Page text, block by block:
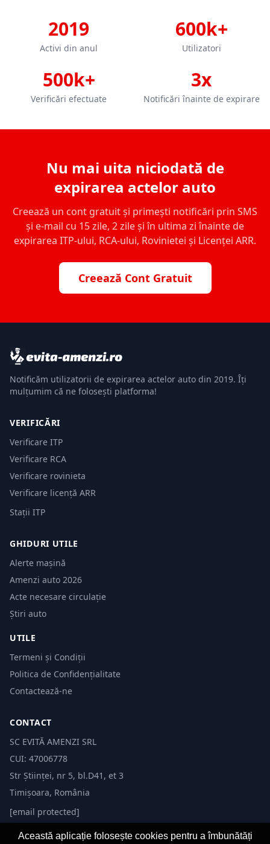
2019
Activi din anul
600k+
Utilizatori
500k+
Verificări efectuate
3x
Notificări înainte de expirare
Nu mai uita niciodată de
expirarea actelor auto
Creează un cont gratuit și primești notificări prin SMS
și e-mail cu 15 zile, 2 zile și în ultima zi înainte de
expirarea ITP-ului, RCA-ului, Rovinietei și Licenței ARR.
Creează Cont Gratuit
Notificăm utilizatorii de expirarea actelor auto din 2019. Îți
mulțumim că ne folosești platforma!
VERIFICĂRI
Verificare ITP
Verificare RCA
Verificare rovinieta
Verificare licență ARR
Stații ITP
GHIDURI UTILE
Alerte mașină
Amenzi auto 2026
Acte necesare circulație
Știri auto
UTILE
Termeni și Condiții
Politica de Confidențialitate
Contactează-ne
CONTACT
SC EVITĂ AMENZI SRL
CUI: 47006778
Str Științei, nr 5, bl.D41, et 3
Timișoara, România
[email protected]
Această aplicație folosește cookies pentru a îmbunătăți